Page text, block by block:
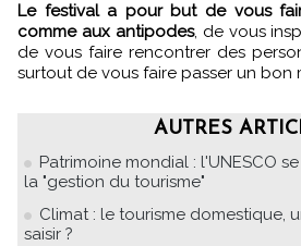
Le festival a pour but de vous
comme aux antipodes, de vous
de vous faire rencontrer des
surtout de vous faire passer un bon
AUTRES
Patrimoine mondial : l'UNESCO
la "gestion du tourisme"
Climat : le tourisme domestique,
saisir ?